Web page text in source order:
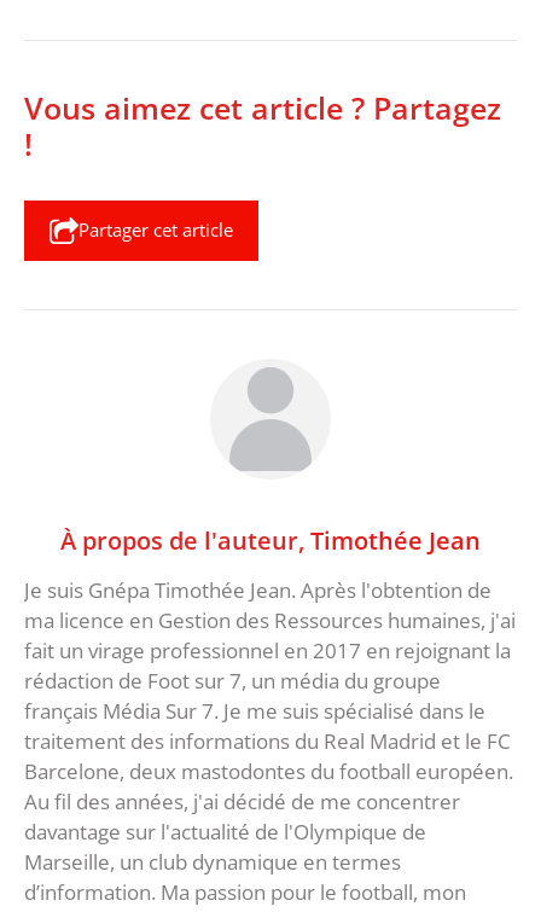
Vous aimez cet article ? Partagez
!
Partager cet article
À propos de l'auteur, Timothée Jean
Je suis Gnépa Timothée Jean. Après l'obtention de
ma licence en Gestion des Ressources humaines, j'ai
fait un virage professionnel en 2017 en rejoignant la
rédaction de Foot sur 7, un média du groupe
français Média Sur 7. Je me suis spécialisé dans le
traitement des informations du Real Madrid et le FC
Barcelone, deux mastodontes du football européen.
Au fil des années, j'ai décidé de me concentrer
davantage sur l'actualité de l'Olympique de
Marseille, un club dynamique en termes
d’information. Ma passion pour le football, mon